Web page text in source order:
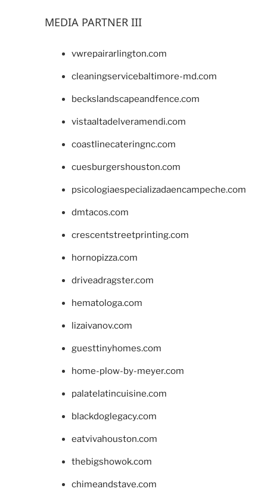
MEDIA PARTNER III
vwrepairarlington.com
cleaningservicebaltimore-md.com
beckslandscapeandfence.com
vistaaltadelveramendi.com
coastlinecateringnc.com
cuesburgershouston.com
psicologiaespecializadaencampeche.com
dmtacos.com
crescentstreetprinting.com
hornopizza.com
driveadragster.com
hematologa.com
lizaivanov.com
guesttinyhomes.com
home-plow-by-meyer.com
palatelatincuisine.com
blackdoglegacy.com
eatvivahouston.com
thebigshowok.com
chimeandstave.com